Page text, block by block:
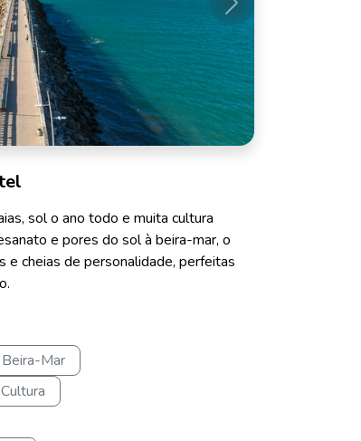
Próximo
sol o ano todo e muita cultura
e pores do sol à beira-mar, o
e cheias de personalidade, perfeitas
Beira-Mar